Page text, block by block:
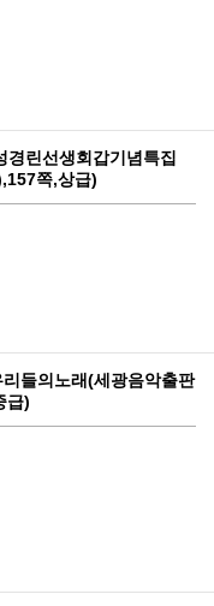
경린선생회갑기념특집
쪽,상급)
들의노래(세광음악출판
급)